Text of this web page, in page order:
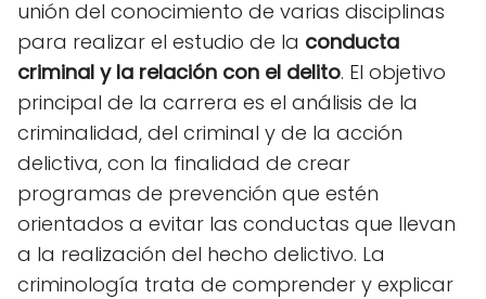
unión del conocimiento de varias disciplinas
para realizar el estudio de la conducta
criminal y la relación con el delito. El objetivo
principal de la carrera es el análisis de la
criminalidad, del criminal y de la acción
delictiva, con la finalidad de crear
programas de prevención que estén
orientados a evitar las conductas que llevan
a la realización del hecho delictivo. La
criminología trata de comprender y explicar